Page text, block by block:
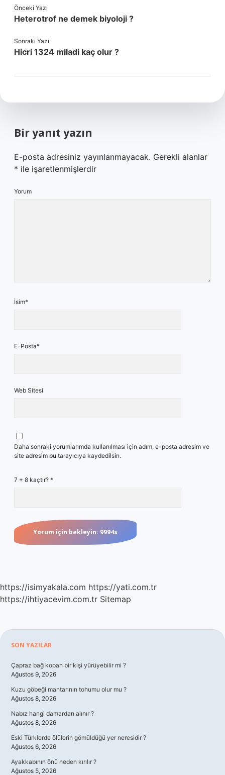
Önceki Yazı
Heterotrof ne demek biyoloji ?
Sonraki Yazı
Hicri 1324 miladi kaç olur ?
Bir yanıt yazın
E-posta adresiniz yayınlanmayacak. Gerekli alanlar
* ile işaretlenmişlerdir
Yorum
İsim*
E-Posta*
Web Sitesi
Daha sonraki yorumlarımda kullanılması için adım, e-posta adresim ve
site adresim bu tarayıcıya kaydedilsin.
7 + 8 kaçtır? *
https://isimyakala.com https://yati.com.tr
https://ihtiyacevim.com.tr Sitemap
Sidebar
SON YAZILAR
Çapraz bağ kopan bir kişi yürüyebilir mi ?
Ağustos 9, 2026
Kuzu göbeği mantarının tohumu olur mu ?
Ağustos 8, 2026
Nabız hangi damardan alınır ?
Ağustos 8, 2026
Eski Türklerde ölülerin gömüldüğü yer neresidir ?
Ağustos 6, 2026
Ayakkabının önü neden kırılır ?
Ağustos 5, 2026